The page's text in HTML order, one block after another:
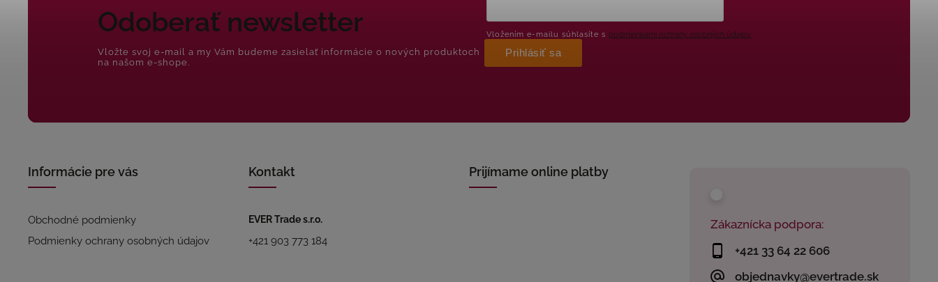
Zákaznícka podpora:
+421 33 64 22 606
objednavky@evertrade.sk
Odoberať newsletter
Vložte svoj e-mail a my Vám budeme zasielať informácie o nových produktoch
na našom e-shope.
Vložením e-mailu súhlasíte s podmienkami ochrany osobných údajov
Prihlásiť sa
Informácie pre vás
Obchodné podmienky
Podmienky ochrany osobných údajov
Kontakt
EVER Trade s.r.o.
+421 903 773 184
Prijímame online platby